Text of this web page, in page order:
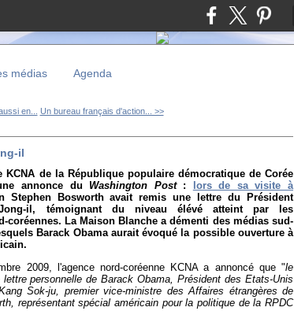
médias Agenda
en... Un bureau français d'action... >>
il
KCNA de la République populaire démocratique de Corée
annonce du Washington Post:
lors de sa visite à
Stephen Bosworth avait remis une lettre du Président
il, témoignant du niveau élévé atteint par les
La Maison Blanche a démenti des médias sud-
Barack Obama aurait évoqué la possible ouverture à
2009, l'agence nord-coréenne KCNA a annoncé que "le
personnelle de Barack Obama, Président des Etats-Unis
Sok-ju, premier vice-ministre des Affaires étrangères de
représentant spécial américain pour la politique de la RPDC